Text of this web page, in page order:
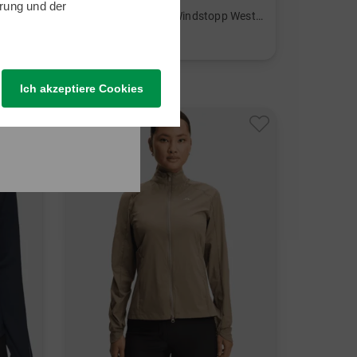
in: S M L XL
-31%
und der
Ich akzeptiere Cookies